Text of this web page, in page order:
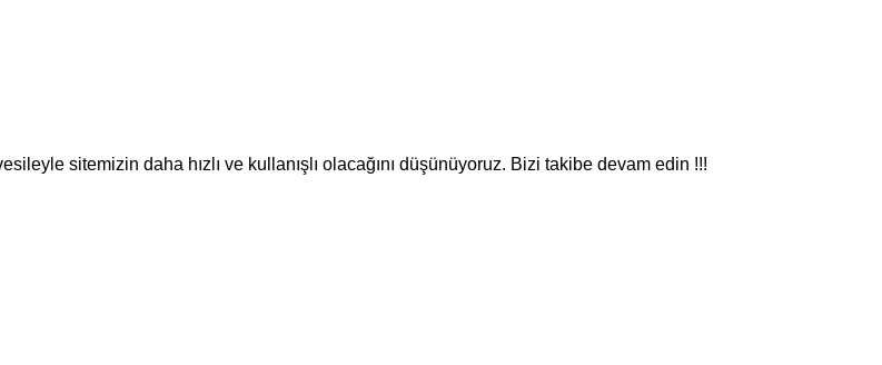
sitemizin daha hızlı ve kullanışlı olacağını düşünüyoruz. Bizi takibe devam edin !!!